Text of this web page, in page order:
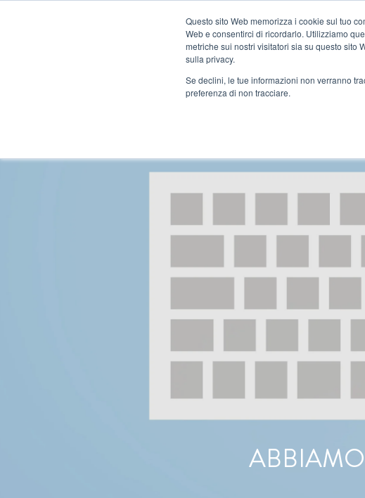
Questo sito Web memorizza i cookie sul tuo
Web e consentirci di ricordarlo. Utilizziamo
metriche sui nostri visitatori sia su questo sito
sulla privacy.
Se declini, le tue informazioni non verranno
preferenza di non tracciare.